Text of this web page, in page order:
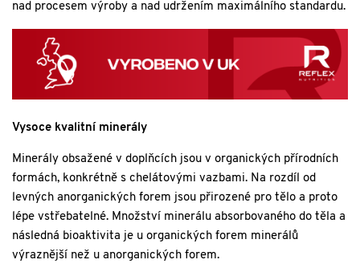
nad procesem výroby a nad udržením maximálního standardu.
Vysoce kvalitní minerály
Minerály obsažené v doplňcích jsou v organických přírodních
formách, konkrétně s chelátovými vazbami. Na rozdíl od
levných anorganických forem jsou přirozené pro tělo a proto
lépe vstřebatelné. Množství minerálu absorbovaného do těla a
následná bioaktivita je u organických forem minerálů
výraznější než u anorganických forem.